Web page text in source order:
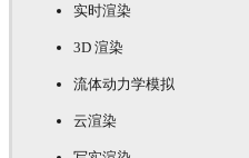
实时渲染
3D 渲染
流体动力学模拟
云渲染